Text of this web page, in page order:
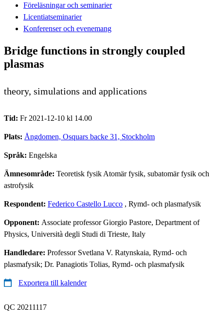
Föreläsningar och seminarier
Licentiatseminarier
Konferenser och evenemang
Bridge functions in strongly coupled
plasmas
theory, simulations and applications
Tid: Fr 2021-12-10 kl 14.00
Plats: Ångdomen, Osquars backe 31, Stockholm
Språk: Engelska
Ämnesområde: Teoretisk fysik Atomär fysik, subatomär fysik och
astrofysik
Respondent: Federico Castello Lucco , Rymd- och plasmafysik
Opponent: Associate professor Giorgio Pastore, Department of
Physics, Università degli Studi di Trieste, Italy
Handledare: Professor Svetlana V. Ratynskaia, Rymd- och
plasmafysik; Dr. Panagiotis Tolias, Rymd- och plasmafysik
Exportera till kalender
QC 20211117